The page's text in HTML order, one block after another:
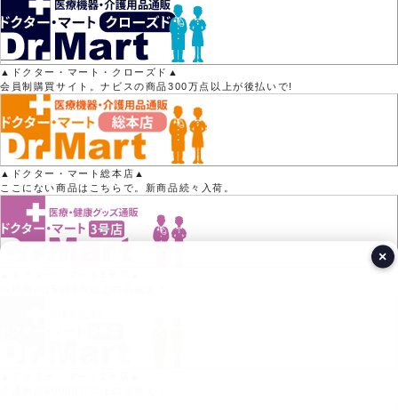
▲ドクター・マート・クローズド▲
会員制購買サイト。ナビスの商品300万点以上が後払いで!
▲ドクター・マート総本店▲
ここにない商品はこちらで。新商品続々入荷。
×